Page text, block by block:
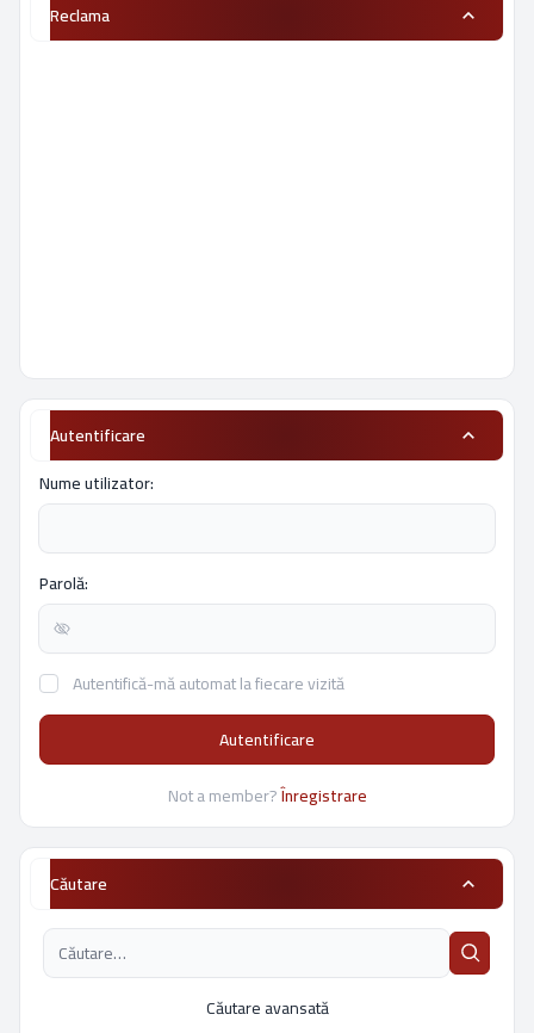
Reclama
Autentificare
Nume utilizator:
Parolă:
Autentifică-mă automat la fiecare vizită
Autentificare
Not a member?Înregistrare
Căutare
Căutare avansată